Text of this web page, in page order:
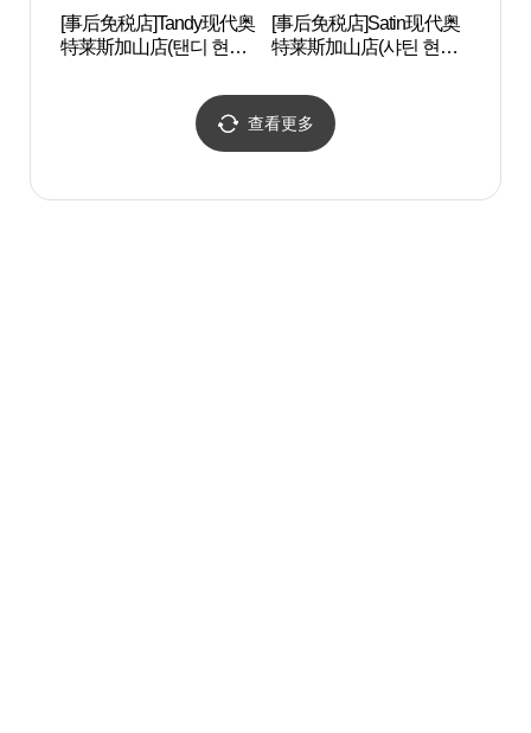
[事后免税店]Tandy现代奥
特莱斯加山店(탠디 현대
[事后免税店]Satin现代奥
特莱斯加山店(샤틴 현대
查看更多